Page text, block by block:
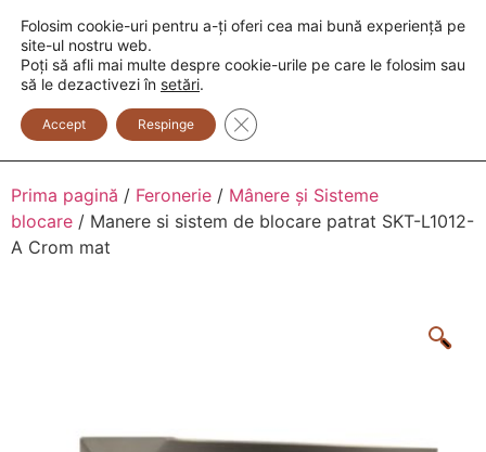
+373 600 888 33 +373 600 888 44
0
Prima pagină / Feronerie / Mânere și Sisteme
blocare / Manere si sistem de blocare patrat SKT-L1012-
A Crom mat
Folosim cookie-uri pentru a-ți oferi cea mai bună experiență pe
site-ul nostru web.
Poți să afli mai multe despre cookie-urile pe care le folosim sau
să le dezactivezi în setări.
Accept Respinge Close GDPR Cookie Banner